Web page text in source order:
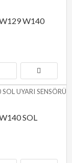
W140
SOL